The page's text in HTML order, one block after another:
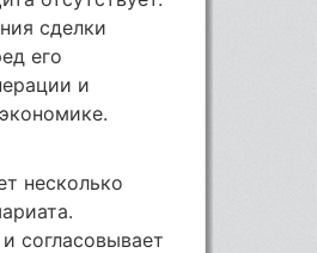
сделки
его
и
несколько
согласовывает